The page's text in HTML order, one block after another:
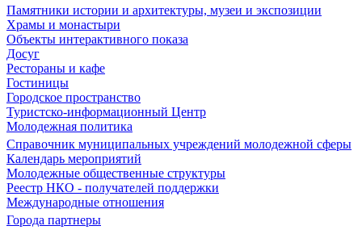
Памятники истории и архитектуры, музеи и экспозиции
Храмы и монастыри
Объекты интерактивного показа
Досуг
Рестораны и кафе
Гостиницы
Городское пространство
Туристско-информационный Центр
Молодежная политика
Справочник муниципальных учреждений молодежной сферы
Календарь мероприятий
Молодежные общественные структуры
Реестр НКО - получателей поддержки
Международные отношения
Города партнеры